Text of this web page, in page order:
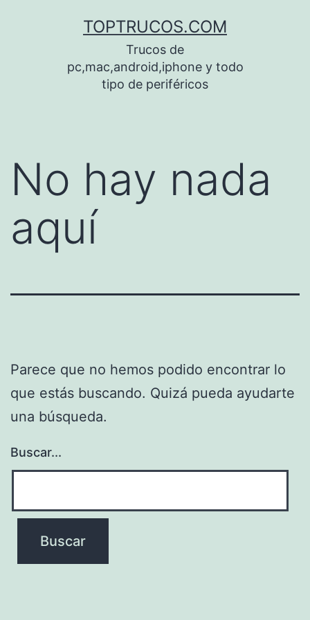
TOPTRUCOS.COM
Trucos de
pc,mac,android,iphone y todo
tipo de periféricos
No hay nada
aquí
Parece que no hemos podido encontrar lo
que estás buscando. Quizá pueda ayudarte
una búsqueda.
Buscar...